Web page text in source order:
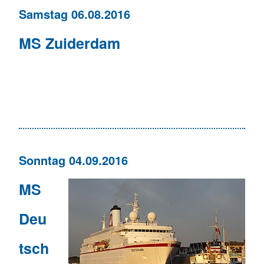
Samstag 06.08.2016
MS Zuiderdam
Sonntag 04.09.2016
MS
Deu
tsch